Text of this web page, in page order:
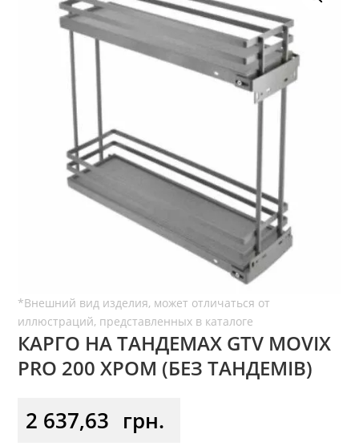
КАРГО НА ТАНДЕМАХ GTV MOVIX
PRO 200 ХРОМ (БЕЗ ТАНДЕМІВ)
2 637,63 грн.